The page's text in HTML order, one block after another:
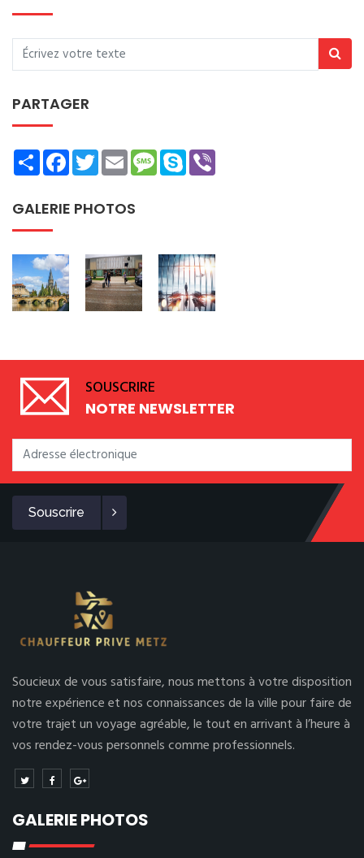
PARTAGER
ShareFacebookTwitterEmailMessage
Skype
GALERIE PHOTOS
SOUSCRIRE
NOTRE NEWSLETTER
Souscrire
Soucieux de vous satisfaire, nous mettons à votre disposition
notre expérience et nos connaissances de la ville pour faire de
votre trajet un voyage agréable, le tout en arrivant à l’heure à
vos rendez-vous personnels comme professionnels.
GALERIE PHOTOS